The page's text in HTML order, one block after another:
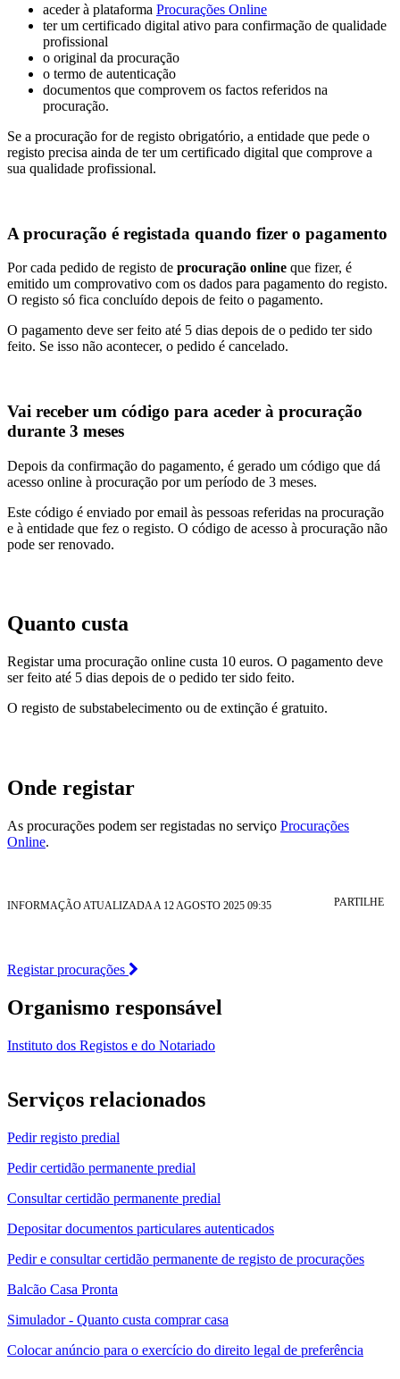
aceder à plataforma Procurações Online
ter um certificado digital ativo para confirmação de qualidade
profissional
o original da procuração
o termo de autenticação
documentos que comprovem os factos referidos na
procuração.
Se a procuração for de registo obrigatório, a entidade que pede o
registo precisa ainda de ter um certificado digital que comprove a
sua qualidade profissional.
A procuração é registada quando fizer o pagamento
Por cada pedido de registo de procuração online que fizer, é
emitido um comprovativo com os dados para pagamento do registo.
O registo só fica concluído depois de feito o pagamento.
O pagamento deve ser feito até 5 dias depois de o pedido ter sido
feito. Se isso não acontecer, o pedido é cancelado.
Vai receber um código para aceder à procuração
durante 3 meses
Depois da confirmação do pagamento, é gerado um código que dá
acesso online à procuração por um período de 3 meses.
Este código é enviado por email às pessoas referidas na procuração
e à entidade que fez o registo. O código de acesso à procuração não
pode ser renovado.
Quanto custa
Registar uma procuração online custa 10 euros. O pagamento deve
ser feito até 5 dias depois de o pedido ter sido feito.
O registo de substabelecimento ou de extinção é gratuito.
Onde registar
As procurações podem ser registadas no serviço Procurações
Online.
INFORMAÇÃO ATUALIZADA A 12 AGOSTO 2025 09:35 PARTILHE
Registar procurações
Organismo responsável
Instituto dos Registos e do Notariado
Serviços relacionados
Pedir registo predial
Pedir certidão permanente predial
Consultar certidão permanente predial
Depositar documentos particulares autenticados
Pedir e consultar certidão permanente de registo de procurações
Balcão Casa Pronta
Simulador - Quanto custa comprar casa
Colocar anúncio para o exercício do direito legal de preferência